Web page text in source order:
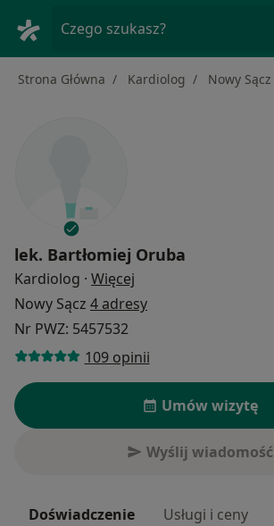
Czego szukasz?
Strona Główna Kardiolog Nowy Sącz
lek. Bartłomiej Oruba
Kardiolog · Więcej
Nowy Sącz 4 adresy
Nr PWZ: 5457532
109 opinii
Umów wizytę
Wyślij wiadomość
Doświadczenie Usługi i ceny